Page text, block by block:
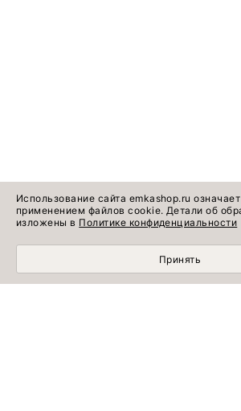
Использование сайта emkashop.ru
применением файлов cookie. Детали об
изложены в Политике конфиденциальности
Принять